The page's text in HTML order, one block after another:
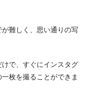
難しく、思い通りの写
で、すぐにインスタグ
枚を撮ることができま